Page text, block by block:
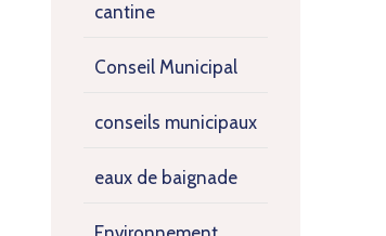
cantine
Conseil Municipal
conseils municipaux
eaux de baignade